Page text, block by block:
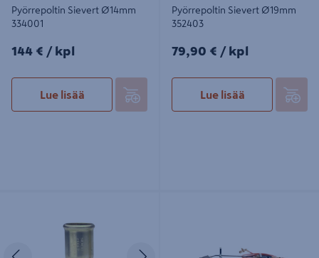
Pyörrepoltin Sievert Ø14mm
334001
144€/kpl
144 € / kpl
Lue lisää
Pyörrepoltin Sievert Ø19mm
352403
79,90€/kpl
79,90 € / kpl
Lue lisää